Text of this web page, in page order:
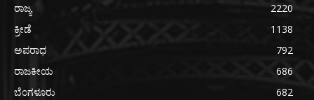
ರಾಜ್ಯ
2220
ಕ್ರೀಡೆ
1138
ಅಪರಾಧ
792
ರಾಜಕೀಯ
686
ಬೆಂಗಳೂರು
682